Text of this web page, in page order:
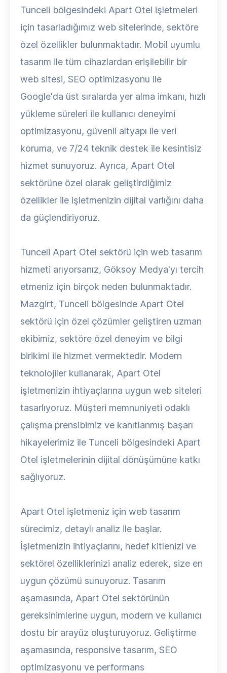
Tunceli bölgesindeki Apart Otel işletmeleri
için tasarladığımız web sitelerinde, sektöre
özel özellikler bulunmaktadır. Mobil uyumlu
tasarım ile tüm cihazlardan erişilebilir bir
web sitesi, SEO optimizasyonu ile
Google'da üst sıralarda yer alma imkanı, hızlı
yükleme süreleri ile kullanıcı deneyimi
optimizasyonu, güvenli altyapı ile veri
koruma, ve 7/24 teknik destek ile kesintisiz
hizmet sunuyoruz. Ayrıca, Apart Otel
sektörüne özel olarak geliştirdiğimiz
özellikler ile işletmenizin dijital varlığını daha
da güçlendiriyoruz.
Tunceli Apart Otel sektörü için web tasarım
hizmeti arıyorsanız, Göksoy Medya'yı tercih
etmeniz için birçok neden bulunmaktadır.
Mazgirt, Tunceli bölgesinde Apart Otel
sektörü için özel çözümler geliştiren uzman
ekibimiz, sektöre özel deneyim ve bilgi
birikimi ile hizmet vermektedir. Modern
teknolojiler kullanarak, Apart Otel
işletmenizin ihtiyaçlarına uygun web siteleri
tasarlıyoruz. Müşteri memnuniyeti odaklı
çalışma prensibimiz ve kanıtlanmış başarı
hikayelerimiz ile Tunceli bölgesindeki Apart
Otel işletmelerinin dijital dönüşümüne katkı
sağlıyoruz.
Apart Otel işletmeniz için web tasarım
sürecimiz, detaylı analiz ile başlar.
İşletmenizin ihtiyaçlarını, hedef kitlenizi ve
sektörel özelliklerinizi analiz ederek, size en
uygun çözümü sunuyoruz. Tasarım
aşamasında, Apart Otel sektörünün
gereksinimlerine uygun, modern ve kullanıcı
dostu bir arayüz oluşturuyoruz. Geliştirme
aşamasında, responsive tasarım, SEO
optimizasyonu ve performans